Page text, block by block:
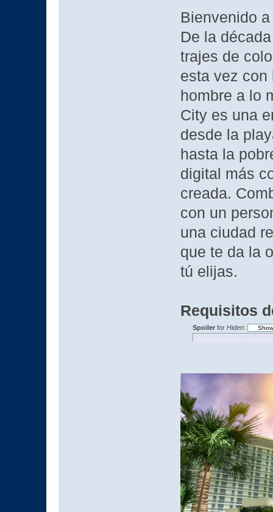
Bienvenido
De la
trajes de
esta vez con
hombre a lo
City es una
desde la
hasta la
digital más
creada.
con un
una ciudad
que te da la
tú elijas.
Requisitos
Spoilerfor Hiden: